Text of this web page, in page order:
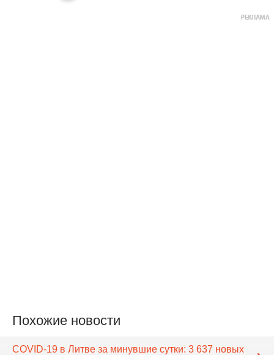
Похожие новости
COVID-19 в Литве за минувшие сутки: 3 637 новых